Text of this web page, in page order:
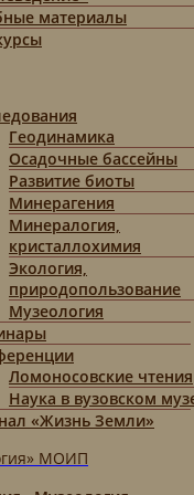
материалы
Геодинамика
Осадочные бассейны
Развитие биоты
Минерагения
Минералогия,
кристаллохимия
Экология,
природопользование
Музеология
Ломоносовские чтения
Наука в вузовском
«Жизнь Земли»
МОИП